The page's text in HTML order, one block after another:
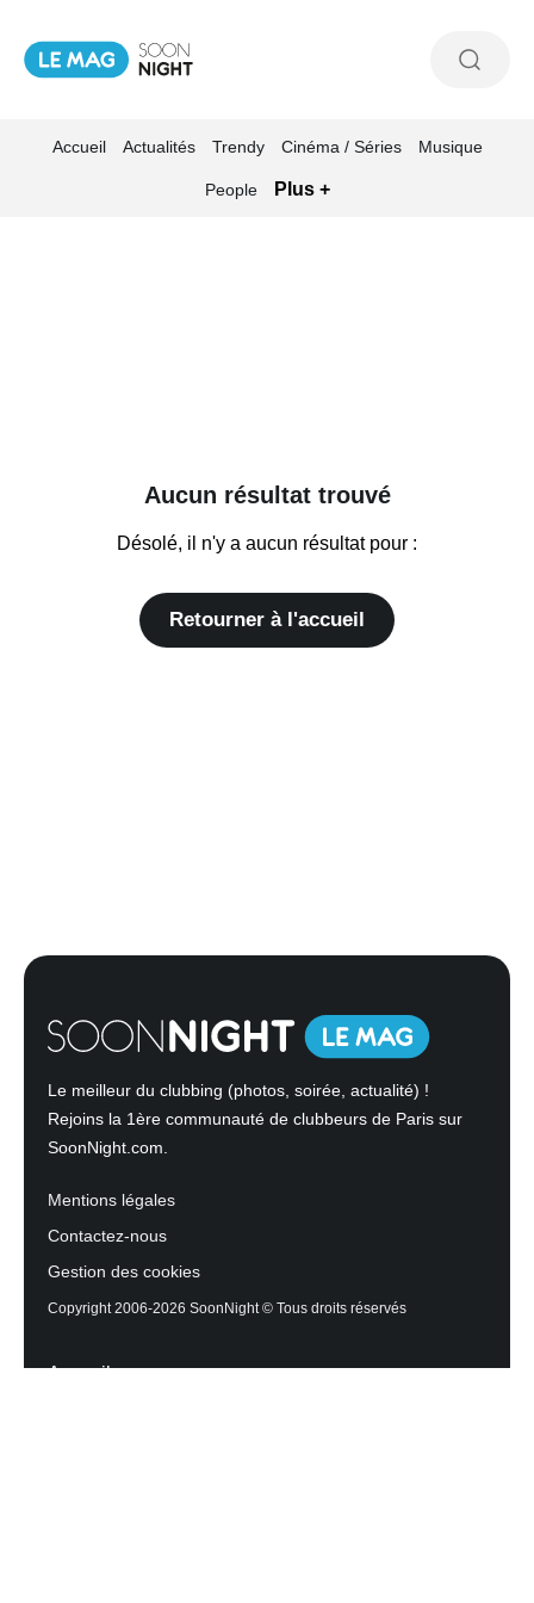
Accueil Actualités Trendy Cinéma / Séries Musique
People Plus +
Aucun résultat trouvé
Désolé, il n'y a aucun résultat pour :
Retourner à l'accueil
Le meilleur du clubbing (photos, soirée, actualité) !
Rejoins la 1ère communauté de clubbeurs de Paris sur
SoonNight.com.
Mentions légales
Contactez-nous
Gestion des cookies
Copyright 2006-2026 SoonNight © Tous droits réservés
Accueil